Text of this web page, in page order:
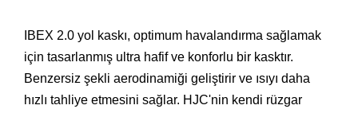
IBEX 2.0 yol kaskı, optimum havalandırma sağlamak
için tasarlanmış ultra hafif ve konforlu bir kasktır.
Benzersiz şekli aerodinamiği geliştirir ve ısıyı daha
hızlı tahliye etmesini sağlar. HJC'nin kendi rüzgar